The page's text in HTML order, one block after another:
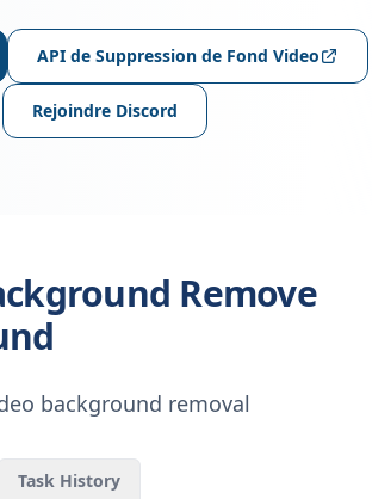
API de Suppression de Fond Video
Rejoindre Discord
Remove
background removal
Task History